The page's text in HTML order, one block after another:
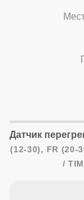
Датчик
(12-30), FR (20-
/